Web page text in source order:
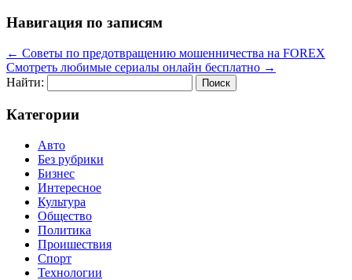
Навигация по записям
← Советы по предотвращению мошенничества на FOREX
Смотреть любимые сериалы онлайн бесплатно →
Найти:
Категории
Авто
Без рубрики
Бизнес
Интересное
Культура
Общество
Политика
Проишествия
Спорт
Технологии